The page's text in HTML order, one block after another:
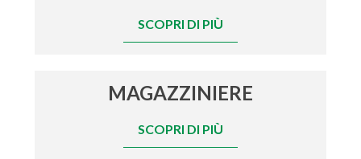
SCOPRI DI PIÙ
MAGAZZINIERE
SCOPRI DI PIÙ